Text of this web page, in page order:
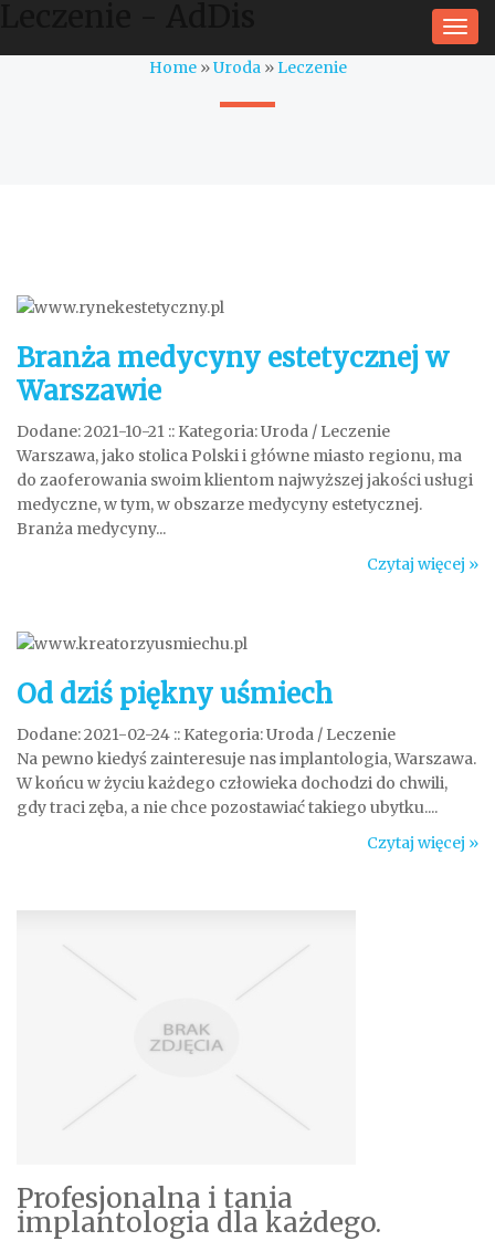
Home»Uroda»Leczenie
Branża medycyny estetycznej w
Warszawie
Dodane: 2021-10-21 :: Kategoria: Uroda / Leczenie
Warszawa, jako stolica Polski i główne miasto regionu, ma
do zaoferowania swoim klientom najwyższej jakości usługi
medyczne, w tym, w obszarze medycyny estetycznej.
Branża medycyny...
Czytaj więcej »
Od dziś piękny uśmiech
Dodane: 2021-02-24 :: Kategoria: Uroda / Leczenie
Na pewno kiedyś zainteresuje nas implantologia, Warszawa.
W końcu w życiu każdego człowieka dochodzi do chwili,
gdy traci zęba, a nie chce pozostawiać takiego ubytku....
Czytaj więcej »
Profesjonalna i tania
implantologia dla każdego.